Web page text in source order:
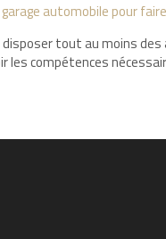
automobile pour
tout au moins des
les compétences